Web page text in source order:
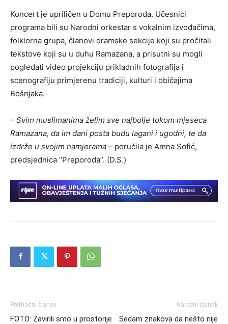
Koncert je upriličen u Domu Preporoda. Učesnici
programa bili su Narodni orkestar s vokalnim izvođačima,
folklorna grupa, članovi dramske sekcije koji su pročitali
tekstove koji su u duhu Ramazana, a prisutni su mogli
pogledati video projekciju prikladnih fotografija i
scenografiju primjerenu tradiciji, kulturi i običajima
Bošnjaka.
– Svim muslimanima želim sve najbolje tokom mjeseca
Ramazana, da im dani posta budu lagani i ugodni, te da
izdrže u svojim namjerama – poručila je Amna Sofić,
predsjednica “Preporoda”. (D.S.)
Prethodni članak
FOTO: Zavirili smo u prostorije
Naredni članak
Sedam znakova da nešto nije